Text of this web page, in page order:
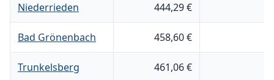
Niederrieden 444,29 €
Bad Grönenbach 458,60 €
Trunkelsberg 461,06 €